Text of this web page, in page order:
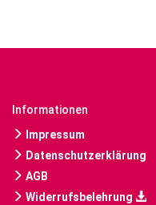
Informationen
Impressum
Datenschutzerklärung
AGB
Widerrufsbelehrung